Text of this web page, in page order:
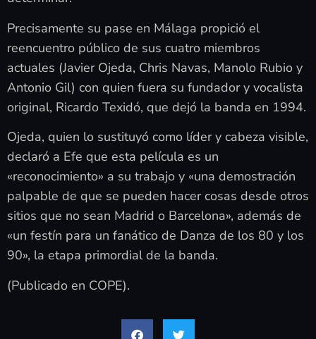
Precisamente su pase en Málaga propició el
reencuentro público de sus cuatro miembros
actuales (Javier Ojeda, Chris Navas, Manolo Rubio y
Antonio Gil) con quien fuera su fundador y vocalista
original, Ricardo Texidó, que dejó la banda en 1994.
Ojeda, quien lo sustituyó como líder y cabeza visible,
declaró a Efe que esta película es un
«reconocimiento» a su trabajo y «una demostración
palpable de que se pueden hacer cosas desde otros
sitios que no sean Madrid o Barcelona», además de
«un festín para un fanático de Danza de los 80 y los
90», la etapa primordial de la banda.
(Publicado en COPE).